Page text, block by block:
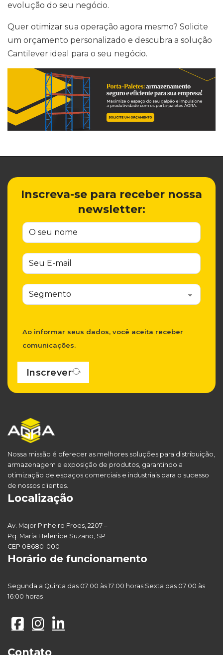
evolução do seu negócio.
Quer otimizar sua operação agora mesmo? Solicite
um orçamento personalizado e descubra a solução
Cantilever ideal para o seu negócio.
Inscreva-se para receber nossa
newsletter:
Ao informar seus dados, você aceita receber
comunicações.
Inscrever
Nossa missão é oferecer as melhores soluções para distribuição,
armazenagem e exposição de produtos, garantindo a
otimização de espaços comerciais e industriais para o sucesso
de nossos clientes.
Localização
Av. Major Pinheiro Froes, 2207 –
Pq. Maria Helenice Suzano, SP
CEP 08680-000
Horário de funcionamento
Segunda a Quinta das 07:00 às 17:00 horas Sexta das 07:00 às
16:00 horas
Contato